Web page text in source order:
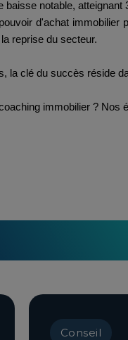
notable,
d'achat
reprise du secteur.
la clé du succès réside
immobilier ? Nos
Conseil